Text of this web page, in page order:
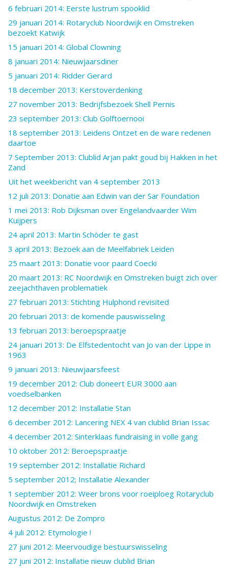
6 februari 2014: Eerste lustrum spooklid
29 januari 2014: Rotaryclub Noordwijk en Omstreken
bezoekt Katwijk
15 januari 2014: Global Clowning
8 januari 2014: Nieuwjaarsdiner
5 januari 2014: Ridder Gerard
18 december 2013: Kerstoverdenking
27 november 2013: Bedrijfsbezoek Shell Pernis
23 september 2013: Club Golftoernooi
18 september 2013: Leidens Ontzet en de ware redenen
daartoe
7 September 2013: Clublid Arjan pakt goud bij Hakken in het
Zand
Uit het weekbericht van 4 september 2013
12 juli 2013: Donatie aan Edwin van der Sar Foundation
1 mei 2013: Rob Dijksman over Engelandvaarder Wim
Kuijpers
24 april 2013: Martin Schöder te gast
3 april 2013: Bezoek aan de Meelfabriek Leiden
25 maart 2013: Donatie voor paard Coecki
20 maart 2013: RC Noordwijk en Omstreken buigt zich over
zeejachthaven problematiek
27 februari 2013: Stichting Hulphond revisited
20 februari 2013: de komende pauswisseling
13 februari 2013: beroepspraatje
24 januari 2013: De Elfstedentocht van Jo van der Lippe in
1963
9 januari 2013: Nieuwjaarsfeest
19 december 2012: Club doneert EUR 3000 aan
voedselbanken
12 december 2012: Installatie Stan
6 december 2012: Lancering NEX 4 van clublid Brian Issac
4 december 2012: Sinterklaas fundraising in volle gang
10 oktober 2012: Beroepspraatje
19 september 2012: Installatie Richard
5 september 2012; Installatie Alexander
1 september 2012: Weer brons voor roeiploeg Rotaryclub
Noordwijk en Omstreken
Augustus 2012: De Zompro
4 juli 2012: Etymologie !
27 juni 2012: Meervoudige bestuurswisseling
27 juni 2012: Installatie nieuw clublid Brian